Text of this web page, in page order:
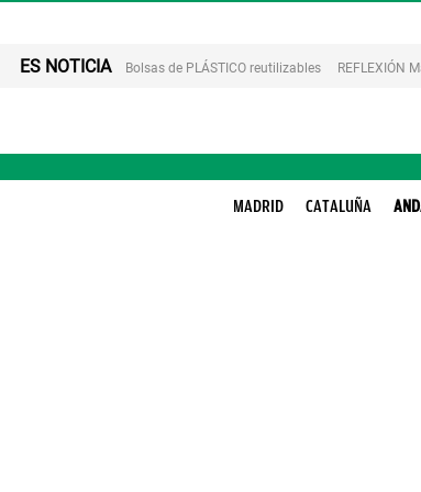
ES NOTICIA Bolsas de PLÁSTICO reutilizables REFLEXIÓN
MADRID CATALUÑA